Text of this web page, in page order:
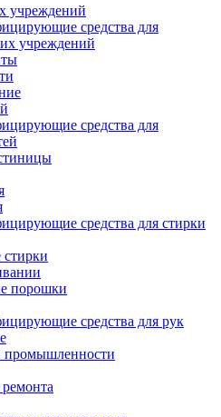
учреждений
средства для
учреждений
средства для
средства для стирки
стирки
порошки
средства для рук
ремонта